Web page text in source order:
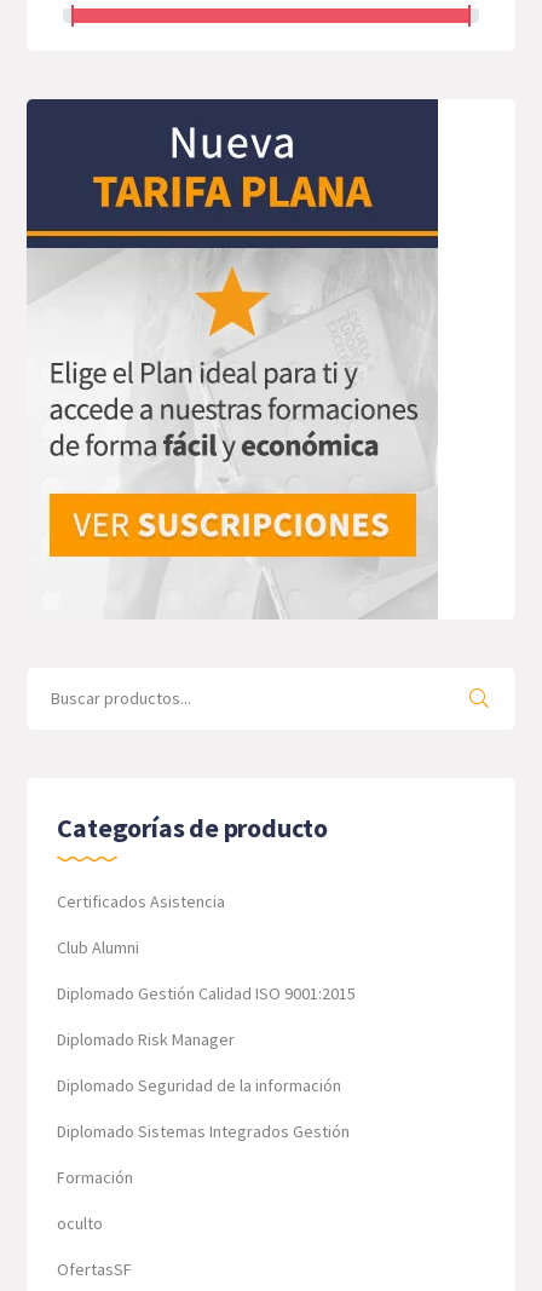
Categorías de producto
Certificados Asistencia
Club Alumni
Diplomado Gestión Calidad ISO 9001:2015
Diplomado Risk Manager
Diplomado Seguridad de la información
Diplomado Sistemas Integrados Gestión
Formación
oculto
OfertasSF